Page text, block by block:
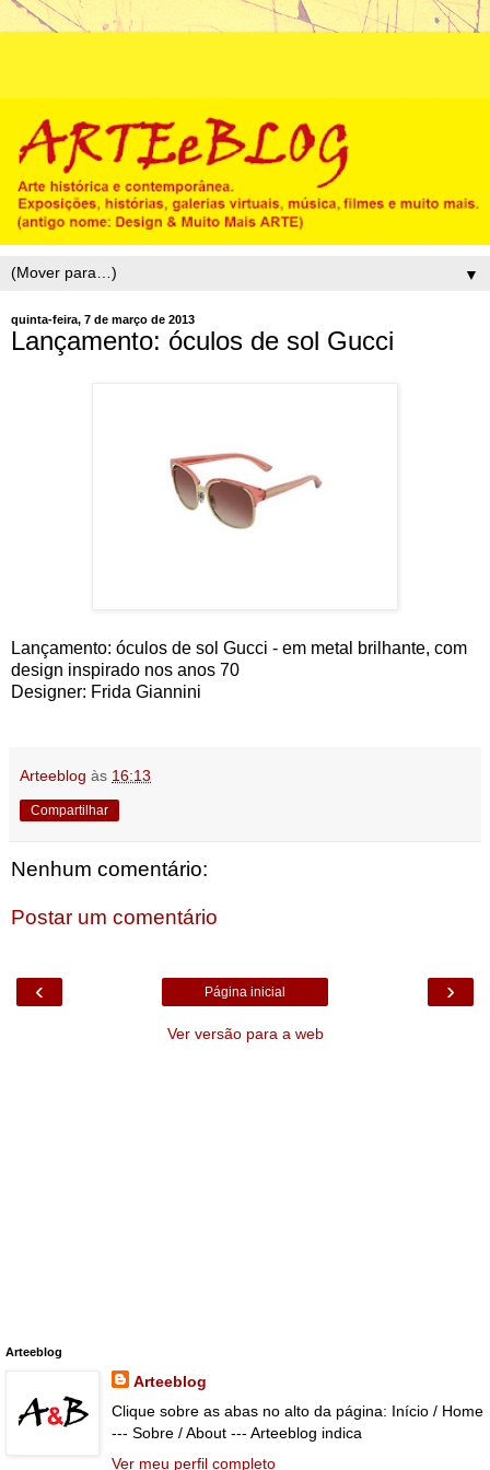
▼
quinta-feira, 7 de março de 2013
Lançamento: óculos de sol Gucci
Lançamento: óculos de sol Gucci - em metal brilhante, com
design inspirado nos anos 70
Designer: Frida Giannini
Arteeblog às 16:13
Compartilhar
Nenhum comentário:
Postar um comentário
‹ ›
Página inicial
Ver versão para a web
Arteeblog
Arteeblog
Clique sobre as abas no alto da página: Início / Home
--- Sobre / About --- Arteeblog indica
Ver meu perfil completo